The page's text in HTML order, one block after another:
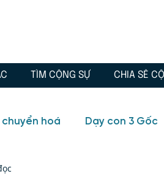
TÌM CỘNG SỰ CHIA SẺ
hoá Dạy con 3 Gốc
chuyện chuyển hoá